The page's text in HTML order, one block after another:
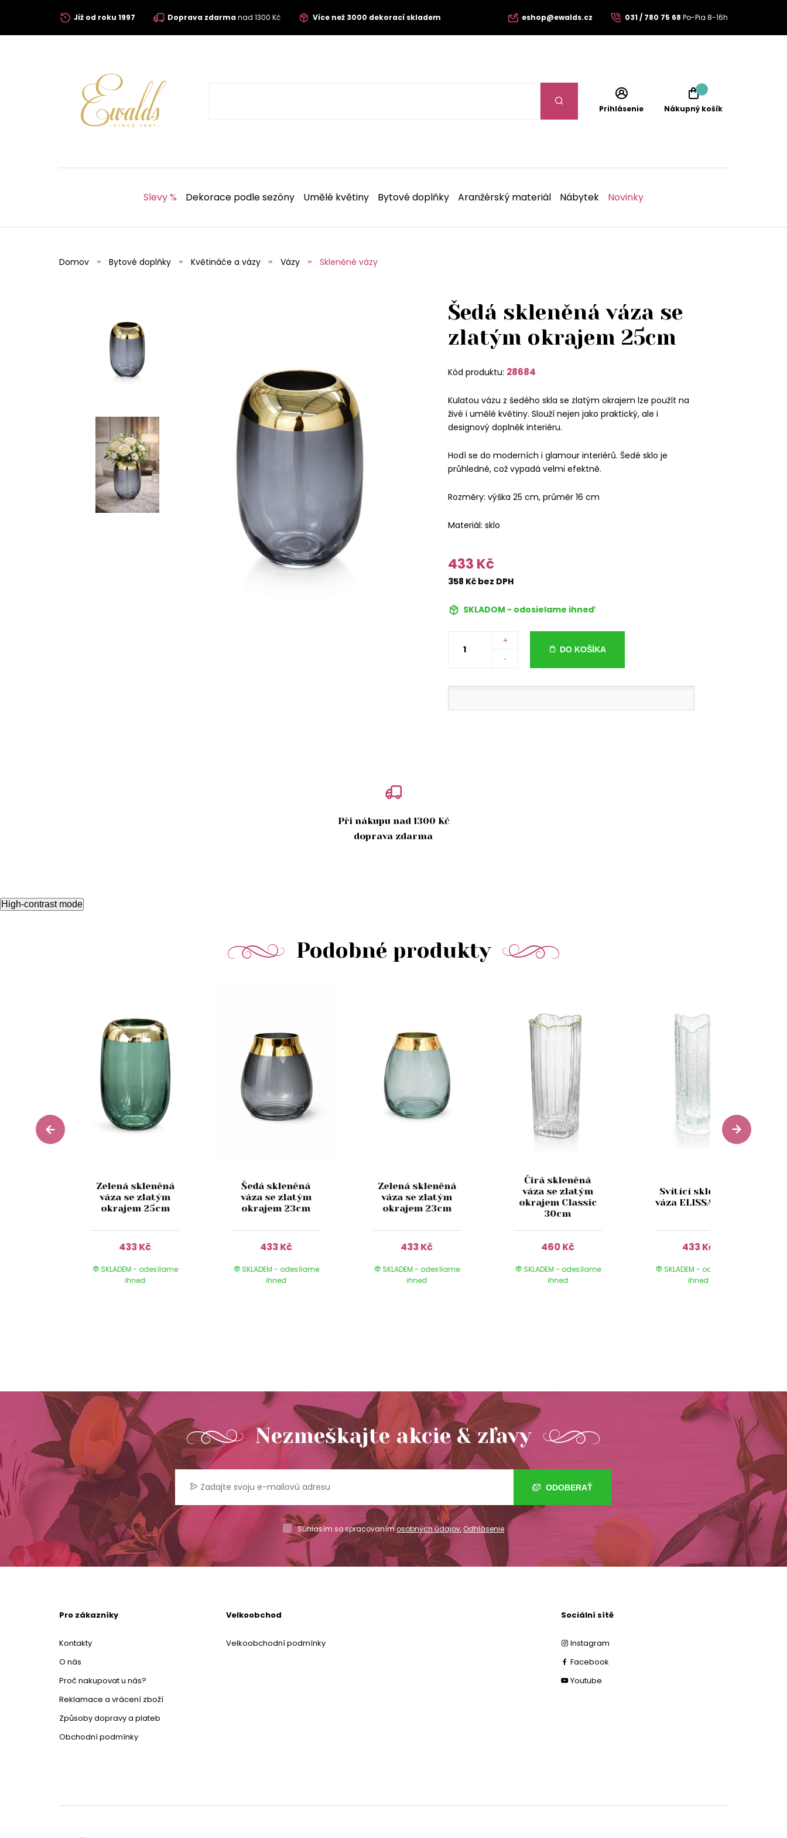
Již od roku 1997 Doprava zdarmanad 1300 Kč Více než 3000 dekorací skladem eshop@ewalds.cz 031 / 780 75 68 Po-Pia 8-16h
Prihlásenie Nákupný košík
Slevy % Dekorace podle sezóny Umělé květiny Bytové doplňky Aranžérský materiál Nábytek Novinky
Domov Bytové doplňky Květináče a vázy Vázy Skleněné vázy
Šedá skleněná váza se
zlatým okrajem 25cm
Kód produktu: 28684
Kulatou vázu z šedého skla se zlatým okrajem lze použít na
živé i umělé květiny. Slouží nejen jako praktický, ale i
designový doplněk interiéru.
Hodí se do moderních i glamour interiérů. Šedé sklo je
průhledné, což vypadá velmi efektně.
Rozměry: výška 25 cm, průměr 16 cm
Materiál: sklo
433 Kč
358 Kč bez DPH
SKLADOM - odosielame ihneď
+
-
DO KOŠÍKA
Při nákupu nad 1300 Kč
doprava zdarma
High-contrast mode
Podobné produkty
Zelená skleněná
váza se zlatým
okrajem 25cm
433 Kč
SKLADEM - odesílame
ihned
Šedá skleněná
váza se zlatým
okrajem 23cm
433 Kč
SKLADEM - odesílame
ihned
Zelená skleněná
váza se zlatým
okrajem 23cm
433 Kč
SKLADEM - odesílame
ihned
Čirá skleněná
váza se zlatým
okrajem Classic
30cm
460 Kč
SKLADEM - odesílame
ihned
Svítící skleněná
váza ELISSA 25cm
433 Kč
SKLADEM - odesílame
ihned
Nezmeškajte akcie & zľavy
ODOBERAŤ
Súhlasím so spracovanímosobných údajov,Odhlásenie
Pro zákazníky
Kontakty
O nás
Proč nakupovat u nás?
Reklamace a vrácení zboží
Způsoby dopravy a plateb
Obchodní podmínky
Velkoobchod
Velkoobchodní podmínky
Sociální sítě
Instagram
Facebook
Youtube